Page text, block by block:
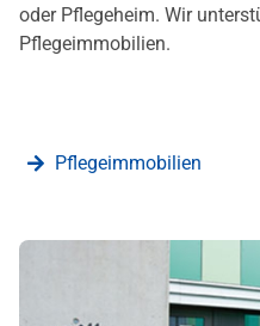
oder Pflegeheim. Wir
Pflegeimmobilien.
Pflegeimmobilien